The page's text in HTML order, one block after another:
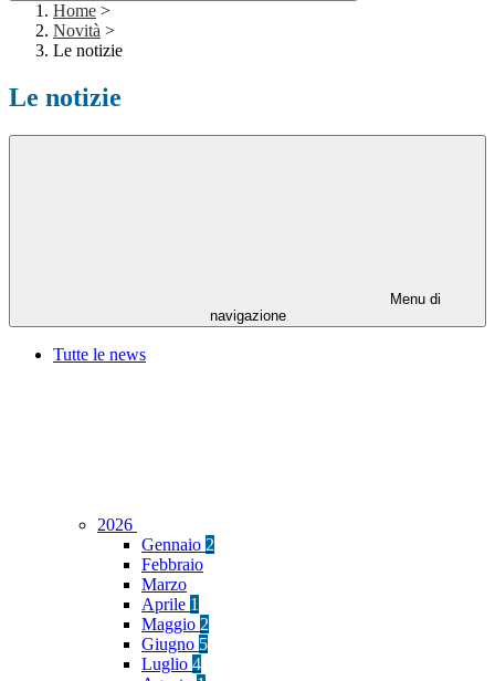
Home >
Novità >
Le notizie
Le notizie
Menu di
navigazione
Tutte le news
2026
Gennaio 2
Febbraio
Marzo
Aprile 1
Maggio 2
Giugno 5
Luglio 4